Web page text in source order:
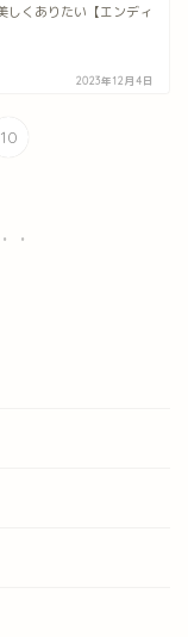
しくありたい【エンディ
2023年12月4日
10